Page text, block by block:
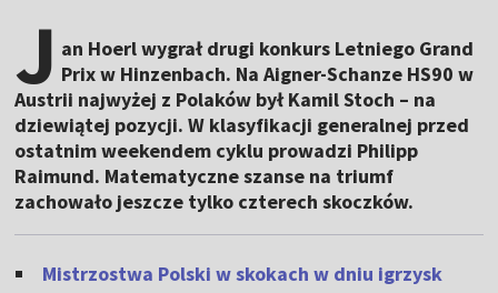
J an Hoerl wygrał drugi konkurs Letniego Grand
Prix w Hinzenbach. Na Aigner-Schanze HS90 w
Austrii najwyżej z Polaków był Kamil Stoch – na
dziewiątej pozycji. W klasyfikacji generalnej przed
ostatnim weekendem cyklu prowadzi Philipp
Raimund. Matematyczne szanse na triumf
zachowało jeszcze tylko czterech skoczków.
Mistrzostwa Polski w skokach w dniu igrzysk